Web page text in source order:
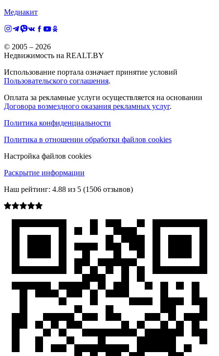
Медиакит
© 2005 – 2026
Недвижимость на REALT.BY
Использование портала означает принятие условий
Пользовательского соглашения.
Оплата за рекламные услуги осуществляется на основании
Договора возмездного оказания рекламных услуг.
Политика конфиденциальности
Политика в отношении обработки файлов cookies
Настройка файлов cookies
Раскрытие информации
Наш рейтинг: 4.88 из 5 (1506 отзывов)